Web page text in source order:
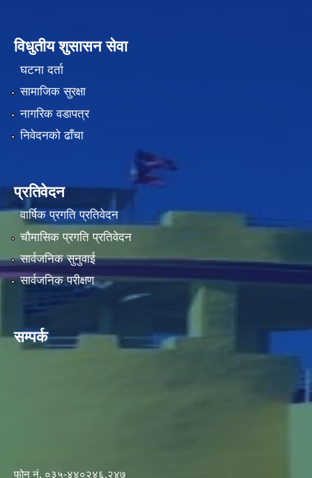
विधुतीय शुसासन सेवा
घटना दर्ता
सामाजिक सुरक्षा
नागरिक वडापत्र
निवेदनको ढाँचा
प्रतिवेदन
वार्षिक प्रगति प्रतिवेदन
चौमासिक प्रगति प्रतिवेदन
सार्वजनिक सुनुवाई
सार्वजनिक परीक्षण
सम्पर्क
फोन नं. ०३५-४४०२४६,२४७